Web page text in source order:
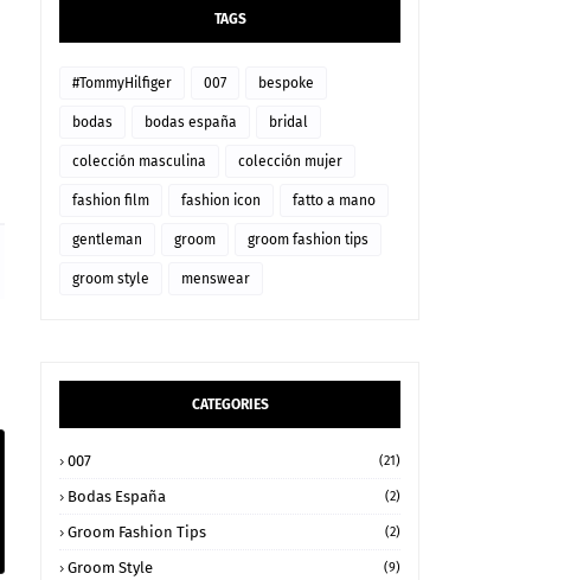
TAGS
#TommyHilfiger 007 bespoke
bodas bodas españa bridal
colección masculina colección mujer
fashion film fashion icon fatto a mano
gentleman groom groom fashion tips
groom style menswear
CATEGORIES
007 (21)
Bodas España (2)
Groom Fashion Tips (2)
Groom Style (9)